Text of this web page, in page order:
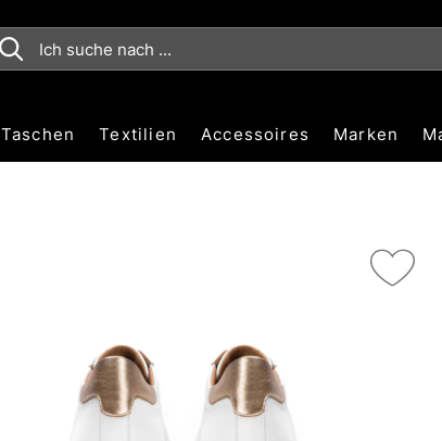
Taschen Textilien Accessoires Marken